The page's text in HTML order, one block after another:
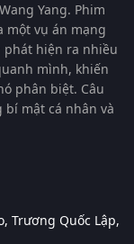
Wang Yang. Phim
một vụ án mạng
phát hiện ra nhiều
mình, khiến
phân biệt. Câu
mật cá nhân và
Trương Quốc Lập